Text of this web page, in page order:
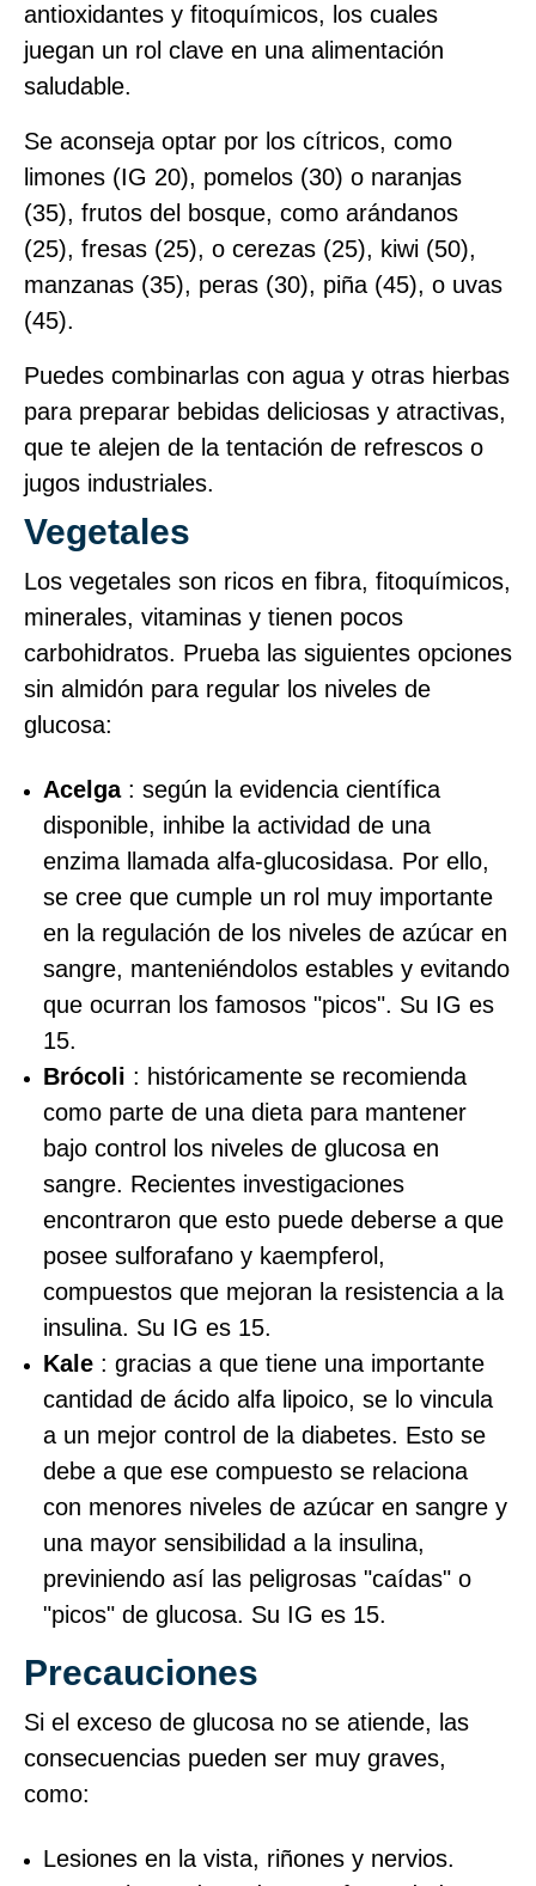
antioxidantes y fitoquímicos, los cuales
juegan un rol clave en una alimentación
saludable.
Se aconseja optar por los cítricos, como
limones (IG 20), pomelos (30) o naranjas
(35), frutos del bosque, como arándanos
(25), fresas (25), o cerezas (25), kiwi (50),
manzanas (35), peras (30), piña (45), o uvas
(45).
Puedes combinarlas con agua y otras hierbas
para preparar bebidas deliciosas y atractivas,
que te alejen de la tentación de refrescos o
jugos industriales.
Vegetales
Los vegetales son ricos en fibra, fitoquímicos,
minerales, vitaminas y tienen pocos
carbohidratos. Prueba las siguientes opciones
sin almidón para regular los niveles de
glucosa:
Acelga: según la evidencia científica
disponible, inhibe la actividad de una
enzima llamada alfa‑glucosidasa. Por ello,
se cree que cumple un rol muy importante
en la regulación de los niveles de azúcar en
sangre, manteniéndolos estables y evitando
que ocurran los famosos "picos". Su IG es
15.
Brócoli : históricamente se recomienda
como parte de una dieta para mantener
bajo control los niveles de glucosa en
sangre. Recientes investigaciones
encontraron que esto puede deberse a que
posee sulforafano y kaempferol,
compuestos que mejoran la resistencia a la
insulina. Su IG es 15.
Kale : gracias a que tiene una importante
cantidad de ácido alfa lipoico, se lo vincula
a un mejor control de la diabetes. Esto se
debe a que ese compuesto se relaciona
con menores niveles de azúcar en sangre y
una mayor sensibilidad a la insulina,
previniendo así las peligrosas "caídas" o
"picos" de glucosa. Su IG es 15.
Precauciones
Si el exceso de glucosa no se atiende, las
consecuencias pueden ser muy graves,
como:
Lesiones en la vista, riñones y nervios.